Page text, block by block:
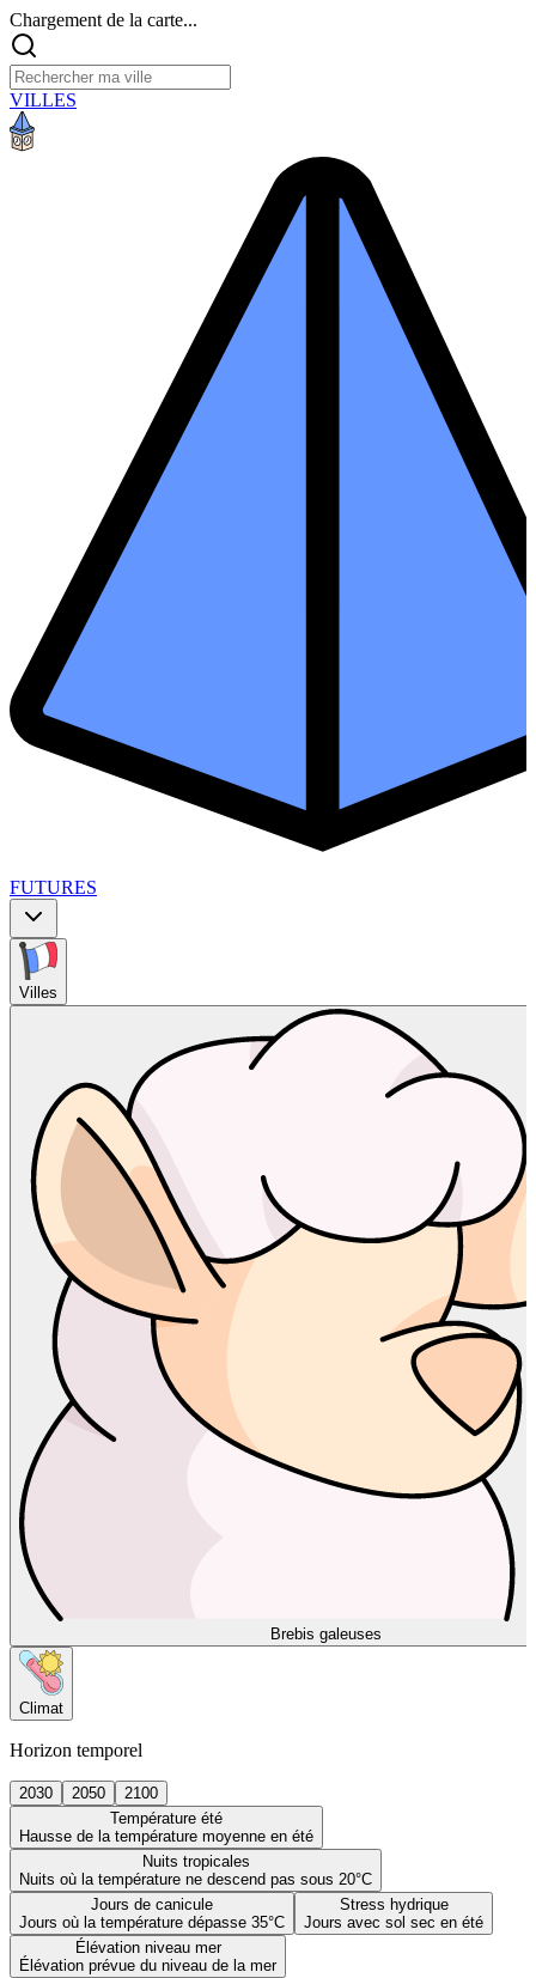
Chargement de la carte...
VILLES
FUTURES
Villes
Brebis galeuses
Climat
Horizon temporel
2030 2050
2100
Température été
Hausse de la température moyenne en été
Nuits tropicales
Nuits où la température ne descend pas sous 20°C
Jours de canicule
Jours où la température dépasse 35°C
Stress hydrique
Jours avec sol sec en été
Élévation niveau mer
Élévation prévue du niveau de la mer